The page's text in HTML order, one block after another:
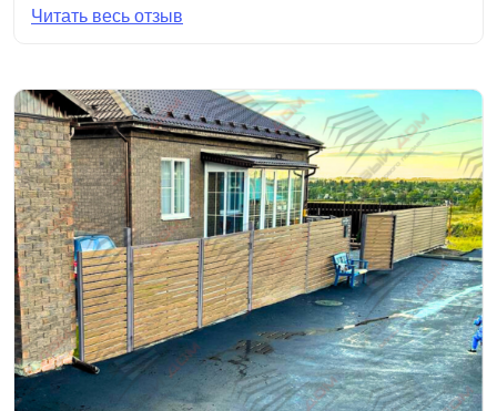
Читать весь отзыв